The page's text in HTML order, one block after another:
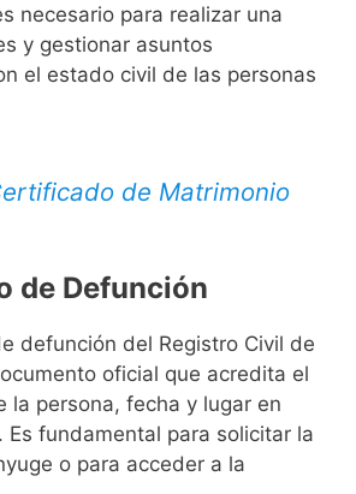
necesario para realizar una
y gestionar asuntos
el estado civil de las personas
de Matrimonio
de Defunción
defunción del Registro Civil de
oficial que acredita el
la persona, fecha y lugar en
Es fundamental para solicitar la
o para acceder a la